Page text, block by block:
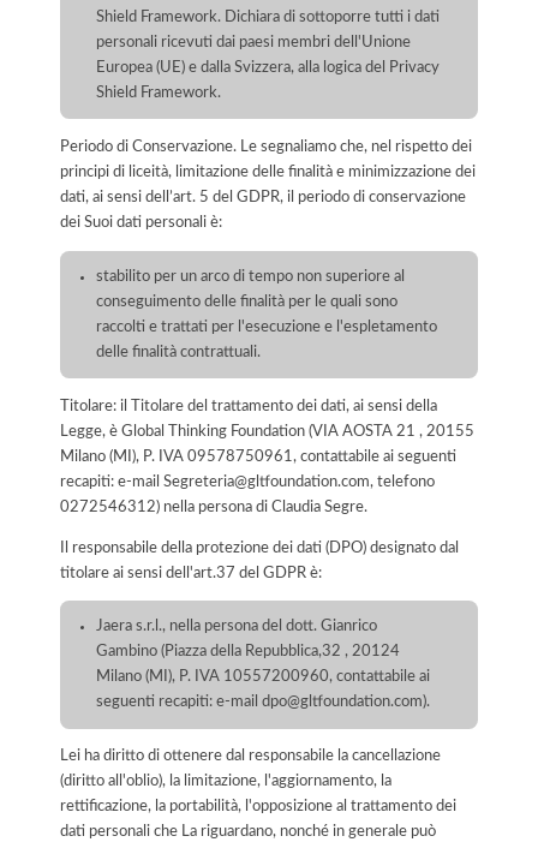
Shield Framework. Dichiara di sottoporre tutti i dati
personali ricevuti dai paesi membri dell'Unione
Europea (UE) e dalla Svizzera, alla logica del Privacy
Shield Framework.
Periodo di Conservazione. Le segnaliamo che, nel rispetto dei
principi di liceità, limitazione delle finalità e minimizzazione dei
dati, ai sensi dell’art. 5 del GDPR, il periodo di conservazione
dei Suoi dati personali è:
stabilito per un arco di tempo non superiore al
conseguimento delle finalità per le quali sono
raccolti e trattati per l'esecuzione e l'espletamento
delle finalità contrattuali.
Titolare: il Titolare del trattamento dei dati, ai sensi della
Legge, è Global Thinking Foundation (VIA AOSTA 21 , 20155
Milano (MI), P. IVA 09578750961, contattabile ai seguenti
recapiti: e-mail Segreteria@gltfoundation.com, telefono
0272546312) nella persona di Claudia Segre.
Il responsabile della protezione dei dati (DPO) designato dal
titolare ai sensi dell'art.37 del GDPR è:
Jaera s.r.l., nella persona del dott. Gianrico
Gambino (Piazza della Repubblica,32 , 20124
Milano (MI), P. IVA 10557200960, contattabile ai
seguenti recapiti: e-mail dpo@gltfoundation.com).
Lei ha diritto di ottenere dal responsabile la cancellazione
(diritto all'oblio), la limitazione, l'aggiornamento, la
rettificazione, la portabilità, l'opposizione al trattamento dei
dati personali che La riguardano, nonché in generale può